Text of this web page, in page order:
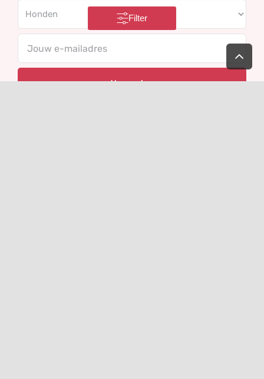
Filter
Ga
de